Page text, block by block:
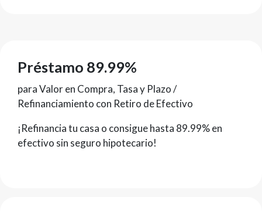
Préstamo 89.99%
para Valor en Compra, Tasa y Plazo /
Refinanciamiento con Retiro de Efectivo
¡Refinancia tu casa o consigue hasta 89.99% en
efectivo sin seguro hipotecario!